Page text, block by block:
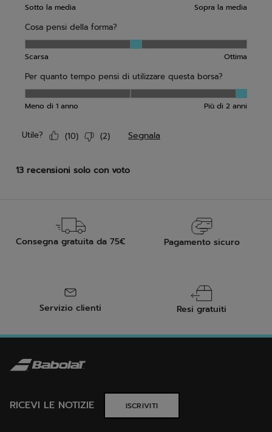
Consegna gratuita da 75€ Pagamento sicuro
Servizio clienti Resi gratuiti
RICEVI LE NOTIZIE ISCRIVITI